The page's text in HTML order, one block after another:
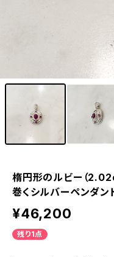
楕円形のルビー（
巻くシルバーペンダン
¥46,200
残り1点